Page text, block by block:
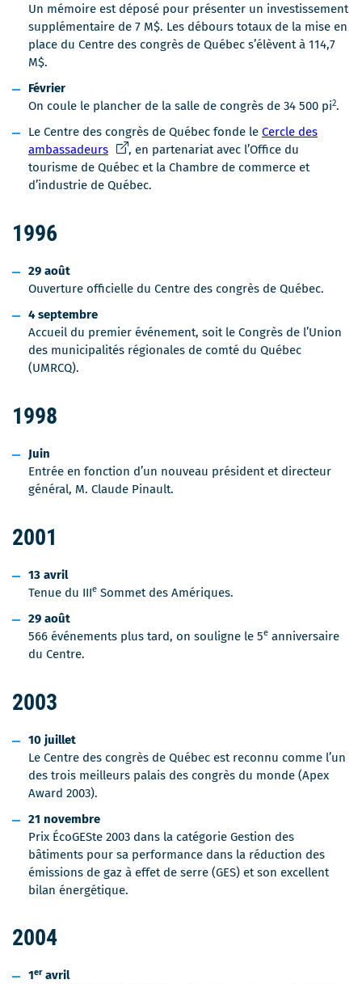
Un mémoire est déposé pour présenter un investissement
supplémentaire de 7 M$. Les débours totaux de la mise en
place du Centre des congrès de Québec s’élèvent à 114,7
M$.
Février
On coule le plancher de la salle de congrès de 34 500 pi2.
Le Centre des congrès de Québec fonde le Cercle des
ambassadeursC
e
l
o
v
r
s
u
v
l
t
r
, en partenariat avec l’Office du
tourisme de Québec et la Chambre de commerce et
d’industrie de Québec.
1996
29 août
Ouverture officielle du Centre des congrès de Québec.
4 septembre
Accueil du premier événement, soit le Congrès de l’Union
des municipalités régionales de comté du Québec
(UMRCQ).
1998
Juin
Entrée en fonction d’un nouveau président et directeur
général, M. Claude Pinault.
2001
13 avril
Tenue du IIIe Sommet des Amériques.
29 août
566 événements plus tard, on souligne le 5e anniversaire
du Centre.
2003
10 juillet
Le Centre des congrès de Québec est reconnu comme l’un
des trois meilleurs palais des congrès du monde (Apex
Award 2003).
21 novembre
Prix ÉcoGESte 2003 dans la catégorie Gestion des
bâtiments pour sa performance dans la réduction des
émissions de gaz à effet de serre (GES) et son excellent
bilan énergétique.
2004
1eravril